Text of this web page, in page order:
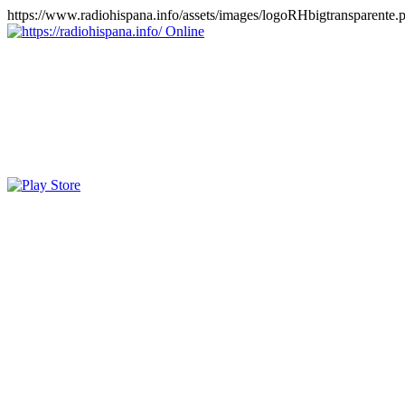
https://www.radiohispana.info/assets/images/
Online